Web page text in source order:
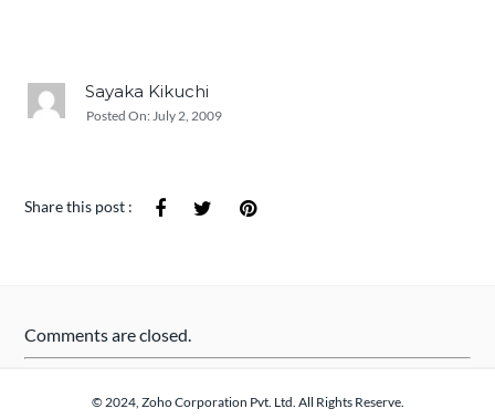
Sayaka Kikuchi
Posted On: July 2, 2009
Share this post :
Comments are closed.
© 2024, Zoho Corporation Pvt. Ltd. All Rights Reserve.